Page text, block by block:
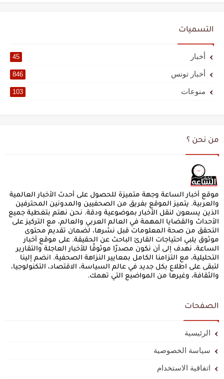
التسميات
أخبار 45
أخبار تونس 846
منوعات 103
من نحن ؟
موقع أخبار الساعة وجهة متميزة للحصول على أحدث الأخبار العالمية
والعربية. يتميز الموقع بفريق من الصحفيين والمدونين المحترفين
الذين يسعون لنقل الأخبار بموضوعية ودقة. نحن نهتم بتغطية جميع
الأحداث والقضايا المهمة في العالم العربي والعالم، مع التركيز على
التحقق من صحة المعلومات قبل نشرها، لضمان تقديم محتوى
موثوق يلبي احتياجات القارئ الباحث عن الحقيقة. على موقع أخبار
الساعة، نهدف إلى أن نكون مصدرًا موثوقًا للأخبار العاجلة والتقارير
التحليلية، مع التزامنا الكامل بمعايير النزاهة الصحفية. انضم إلينا
لتبقى على اطلاع بكل جديد في عالم السياسة، الاقتصاد، التكنولوجيا،
والثقافة، وغيرها من المواضيع التي تهمك.
الصفحات
الرئيسية
سياسة الخصوصية
اتفاقية الاستخدام